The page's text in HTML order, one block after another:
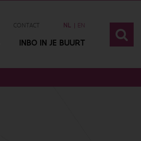
CONTACT NL EN
INBO IN JE BUURT